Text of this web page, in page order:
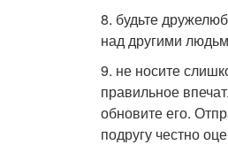
8. будьте
над другими
9. не носите
правильное
обновите его.
подругу честно